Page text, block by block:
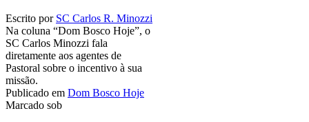
Escrito por SC Carlos R. Minozzi
Na coluna “Dom Bosco Hoje”, o
SC Carlos Minozzi fala
diretamente aos agentes de
Pastoral sobre o incentivo à sua
missão.
Publicado em Dom Bosco Hoje
Marcado sob